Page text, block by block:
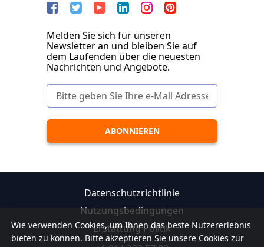
Wie verwenden Cookies, um Ihnen das beste Nutzererlebnis
bieten zu können. Bitte akzeptieren Sie unsere Cookies zur
Melden Sie sich für unseren
Newsletter an und bleiben Sie auf
dem Laufenden über die neuesten
Nachrichten und Angebote.
Datenschutzrichtlinie
Nutzungsbedingungen
Erstattung Politik